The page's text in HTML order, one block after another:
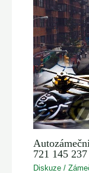
721 145
Diskuze /